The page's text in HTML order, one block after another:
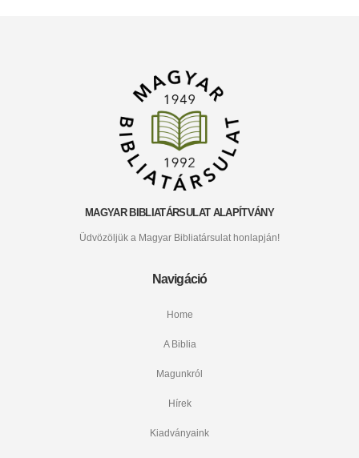
MAGYAR BIBLIATÁRSULAT ALAPÍTVÁNY
Üdvözöljük a Magyar Bibliatársulat honlapján!
Navigáció
Home
A Biblia
Magunkról
Hírek
Kiadványaink